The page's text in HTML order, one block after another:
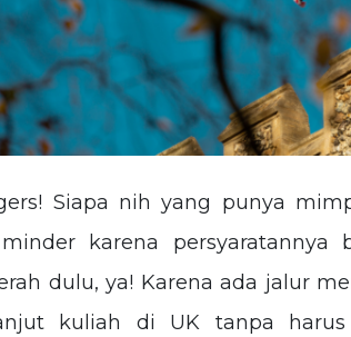
Siapa nih yang punya
karena persyaratannya
dulu, ya! Karena ada jalur
kuliah di UK tanpa harus